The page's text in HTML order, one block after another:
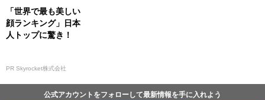
「世界で最も美しい
顔ランキング」日本
人トップに驚き！
PR Skyrocket株式会社
公式アカウントをフォローして最新情報を手に入れよう